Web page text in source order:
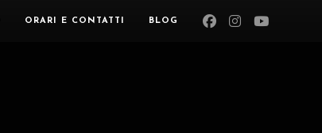
ORARI E CONTATTI BLOG